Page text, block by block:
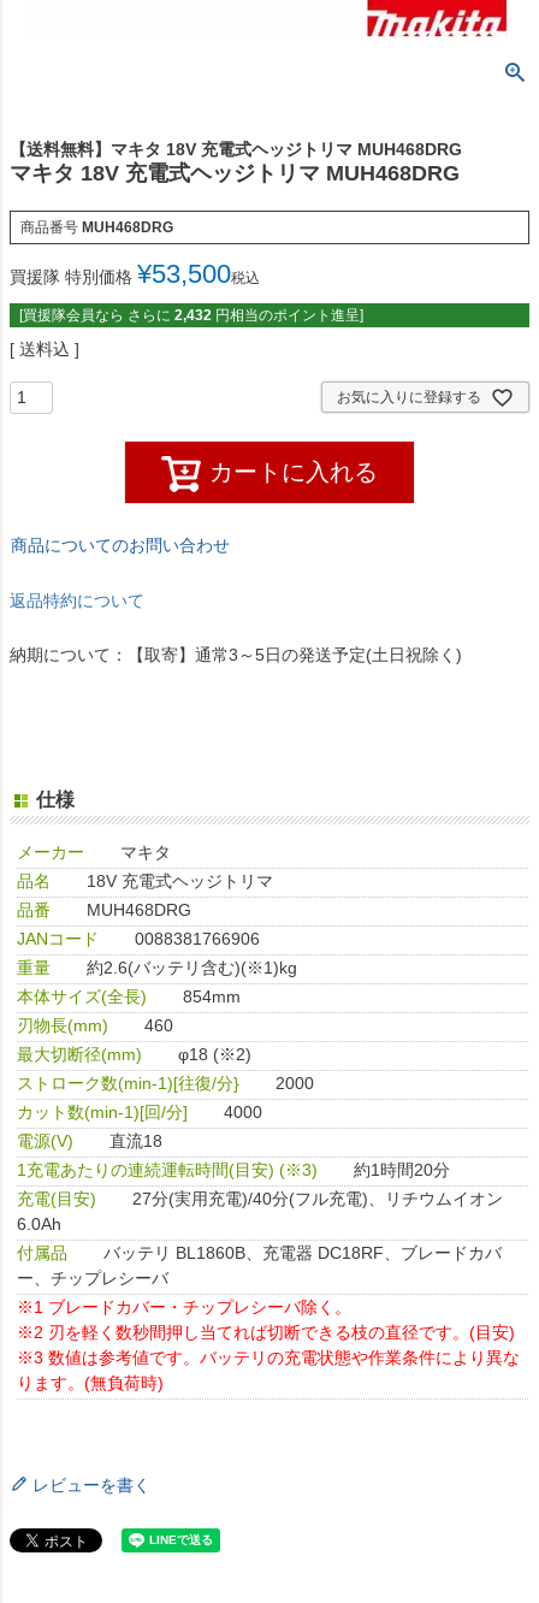
【送料無料】マキタ 18V 充電式ヘッジトリマ MUH468DRG
マキタ 18V 充電式ヘッジトリマ MUH468DRG
商品番号 MUH468DRG
買援隊 特別価格 ¥53,500税込
[買援隊会員なら さらに 2,432 円相当のポイント進呈]
送料込
お気に入りに登録する
カートに入れる
商品についてのお問い合わせ
返品特約について
納期について：【取寄】通常3～5日の発送予定(土日祝除く)
仕様
メーカー
マキタ
品名
18V 充電式ヘッジトリマ
品番
MUH468DRG
JANコード
0088381766906
重量
約2.6(バッテリ含む)(※1)kg
本体サイズ(全長)
854mm
刃物長(mm)
460
最大切断径(mm)
φ18 (※2)
ストローク数(min-1)[往復/分}
2000
カット数(min-1)[回/分]
4000
電源(V)
直流18
1充電あたりの連続運転時間(目安) (※3)
約1時間20分
充電(目安)
27分(実用充電)/40分(フル充電)、リチウムイオン
6.0Ah
付属品
バッテリ BL1860B、充電器 DC18RF、ブレードカバ
ー、チップレシーバ
※1 ブレードカバー・チップレシーバ除く。
※2 刃を軽く数秒間押し当てれば切断できる枝の直径です。(目安)
※3 数値は参考値です。バッテリの充電状態や作業条件により異な
ります。(無負荷時)
レビューを書く